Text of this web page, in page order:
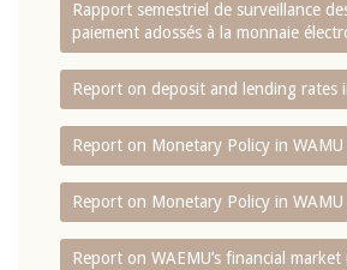
Rapport semestriel de surveillance
paiement adossés à la monnaie
Report on deposit and lending rates
Report on Monetary Policy in WAMU
Report on Monetary Policy in WAMU
Report on WAEMU’s financial